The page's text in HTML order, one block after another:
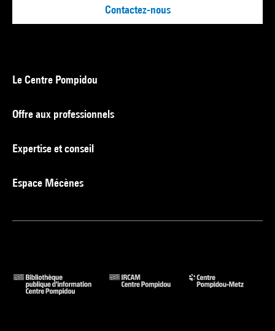
Contactez-nous
Le Centre Pompidou
Offre aux professionnels
Expertise et conseil
Espace Mécènes